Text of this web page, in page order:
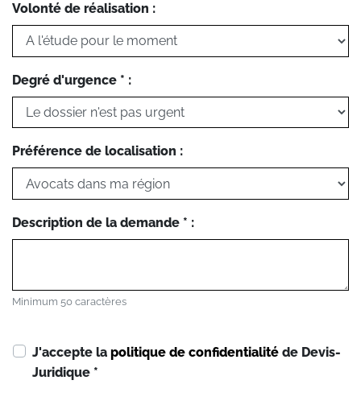
Volonté de réalisation :
Degré d'urgence * :
Préférence de localisation :
Description de la demande * :
Minimum 50 caractères
J'accepte la politique de confidentialité de Devis-
Juridique *